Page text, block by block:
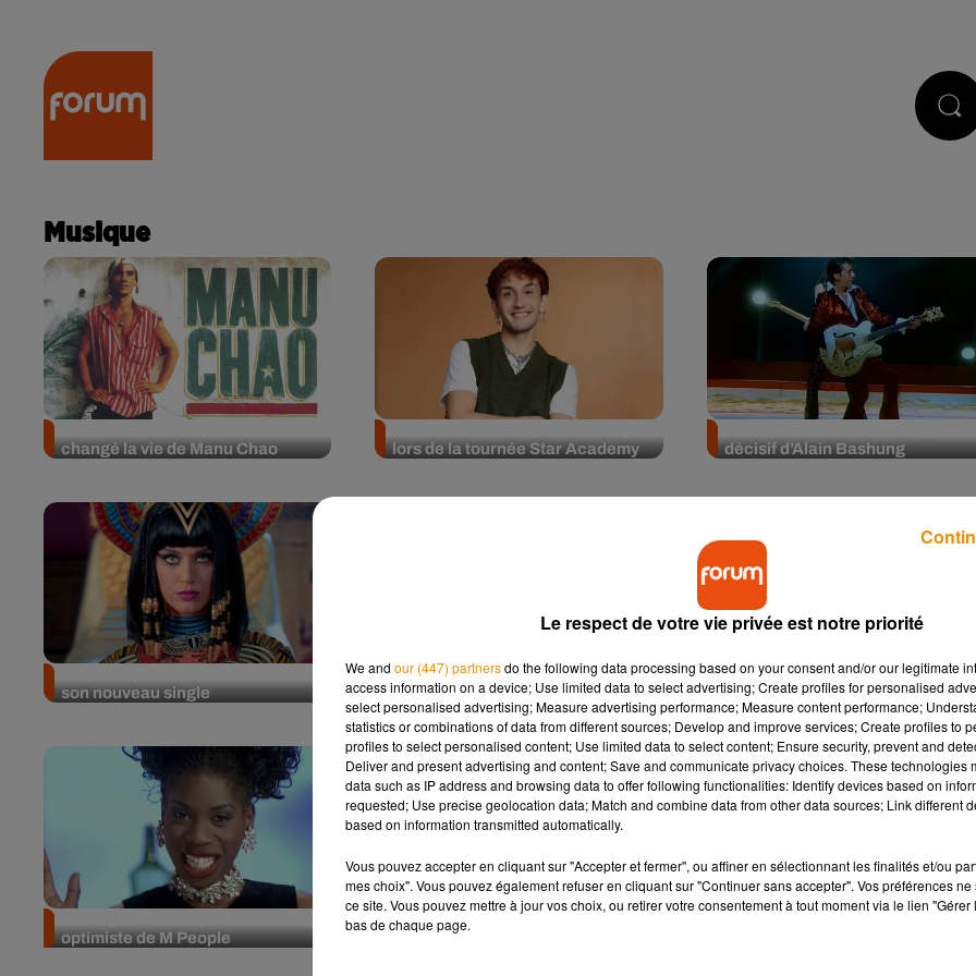
Musique
changé la vie de Manu Chao
lors de la tournée Star Academy
décisif d’Alain Bashung
son nouveau single
Dua Lipa ouvre une bibliothèque
contre la censure
Madonna réconciliée avec sa
fille Lourdes grâce à la musique
optimiste de M People
Quelque chose de Tennessee :
quand Johnny Hallyday chante
Le respect de votre vie privée est notre priorité
We and our (447) partnersdo the following data processing based on your consent and/or our legitimate
access information on a device; Use limited data to select advertising; Create profiles for personalised
select personalised advertising; Measure advertising performance; Measure content performance;
statistics or combinations of data from different sources; Develop and improve services; Create profiles to
profiles to select personalised content; Use limited data to select content; Ensure security, prevent and
Deliver and present advertising and content; Save and communicate privacy choices. These technologies
data such as IP address and browsing data to offer following functionalities: Identify devices based on
requested; Use precise geolocation data; Match and combine data from other data sources; Link different
based on information transmitted automatically.
Vous pouvez accepter en cliquant sur "Accepter et fermer", ou affiner en sélectionnant les finalités et/ou
mes choix". Vous pouvez également refuser en cliquant sur "Continuer sans accepter". Vos préférences
ce site. Vous pouvez mettre à jour vos choix, ou retirer votre consentement à tout moment via le lien
bas de chaque page.